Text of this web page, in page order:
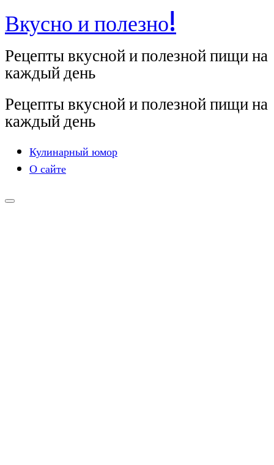
Перейти
содержимому
Вкусно и полезно!
Рецепты вкусной и полезной пищи на
каждый день
Рецепты вкусной и полезной пищи на
каждый день
Кулинарный юмор
О сайте